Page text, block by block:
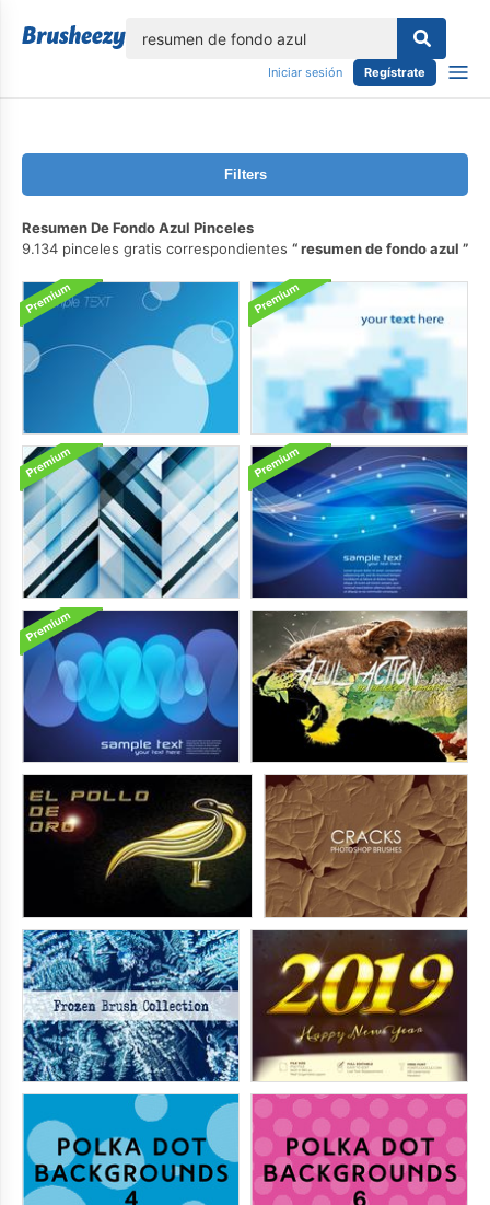
Iniciar sesión Regístrate
Filters
Resumen De Fondo Azul Pinceles
9.134 pinceles gratis correspondientes
resumen de fondo azul